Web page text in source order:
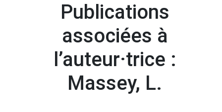
Publications
associées à
l’auteur·trice :
Massey, L.